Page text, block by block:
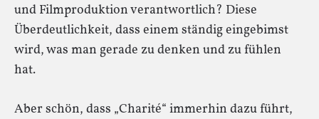
und Filmproduktion verantwortlich? Diese
Überdeutlichkeit, dass einem ständig eingebimst
wird, was man gerade zu denken und zu fühlen
hat.
Aber schön, dass „Charité“ immerhin dazu führt,